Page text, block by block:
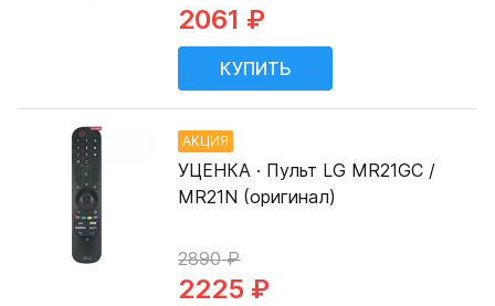
2061 ₽
АКЦИЯ
УЦЕНКА · Пульт LG MR21GC /
MR21N (оригинал)
2890 ₽
2225 ₽